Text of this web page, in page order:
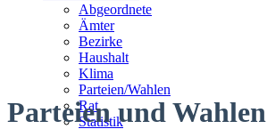
Straßen
Abgeordnete
Ämter
Bezirke
Haushalt
Klima
Parteien/Wahlen
Rat
Statistik
Parteien und Wahlen